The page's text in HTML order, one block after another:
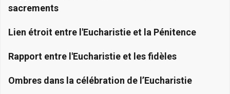
sacrements
Lien étroit entre l'Eucharistie et la Pénitence
Rapport entre l'Eucharistie et les fidèles
Ombres dans la célébration de l’Eucharistie